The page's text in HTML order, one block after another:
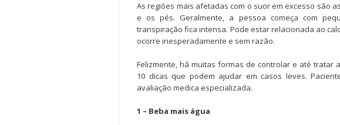
As regiões mais afetadas com o suor em excesso são
e os pés. Geralmente, a pessoa começa com
transpiração fica intensa. Pode estar relacionada ao
ocorre inesperadamente e sem razão.
Felizmente, há muitas formas de controlar e até tratar
10 dicas que podem ajudar em casos leves.
avaliação medica especializada.
1 – Beba mais água